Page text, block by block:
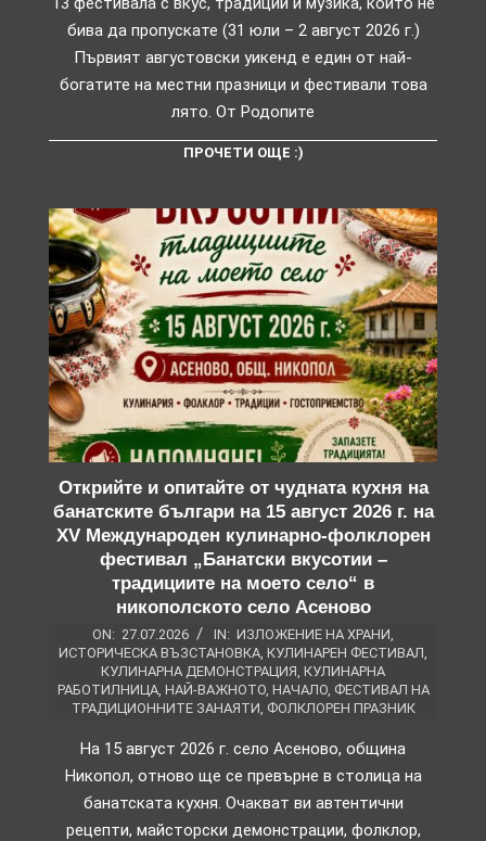
бива да пропускате (31 юли – 2 август 2026 г.)
Първият августовски уикенд е един от най-
богатите на местни празници и фестивали това
лято. От Родопите
ПРОЧЕТИ ОЩЕ :)
Открийте и опитайте от чудната кухня на
банатските българи на 15 август 2026 г. на
XV Международен кулинарно-фолклорен
фестивал „Банатски вкусотии –
традициите на моето село“ в
никополското село Асеново
ON: 27.07.2026 IN: ИЗЛОЖЕНИЕ НА ХРАНИ
ИСТОРИЧЕСКА ВЪЗСТАНОВКА КУЛИНАРЕН ФЕСТИВАЛ
КУЛИНАРНА ДЕМОНСТРАЦИЯ КУЛИНАРНА
РАБОТИЛНИЦА, НАЙ-ВАЖНОТО, НАЧАЛО, ФЕСТИВАЛ НА
ТРАДИЦИОННИТЕ ЗАНАЯТИ ФОЛКЛОРЕН ПРАЗНИК
На 15 август 2026 г. село Асеново, община
Никопол, отново ще се превърне в столица на
банатската кухня. Очакват ви автентични
рецепти, майсторски демонстрации, фолклор,